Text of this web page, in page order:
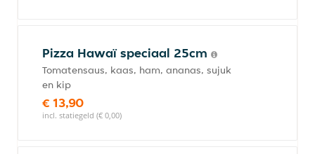
Pizza Hawaï speciaal 25cm
Tomatensaus, kaas, ham, ananas, sujuk
en kip
€ 13,90
incl. statiegeld (€ 0,00)